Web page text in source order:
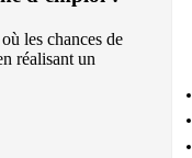
les chances de
réalisant un